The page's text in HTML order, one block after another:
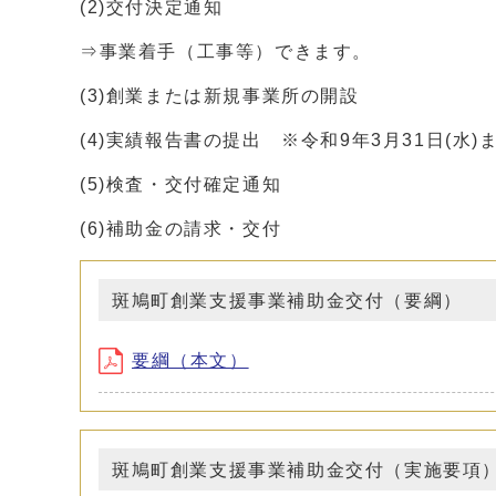
(2)交付決定通知
⇒事業着手（工事等）できます。
(3)創業または新規事業所の開設
(4)実績報告書の提出 ※令和9年3月31日(水)
(5)検査・交付確定通知
(6)補助金の請求・交付
斑鳩町創業支援事業補助金交付（要綱）
要綱（本文）
斑鳩町創業支援事業補助金交付（実施要項